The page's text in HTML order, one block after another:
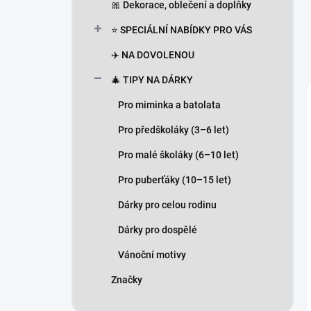
🎀 Dekorace, oblečení a doplňky
⭐ SPECIÁLNÍ NABÍDKY PRO VÁS
✈️ NA DOVOLENOU
🎄 TIPY NA DÁRKY
Pro miminka a batolata
Pro předškoláky (3–6 let)
Pro malé školáky (6–10 let)
Pro puberťáky (10–15 let)
Dárky pro celou rodinu
Dárky pro dospělé
Vánoční motivy
Značky